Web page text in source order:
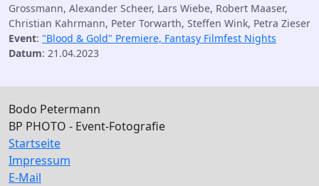
Grossmann, Alexander Scheer, Lars Wiebe, Robert Maaser,
Christian Kahrmann, Peter Torwarth, Steffen Wink, Petra Zieser
Event: "Blood & Gold" Premiere, Fantasy Filmfest Nights
Datum: 21.04.2023
Bodo Petermann
BP PHOTO - Event-Fotografie
Startseite
Impressum
E-Mail